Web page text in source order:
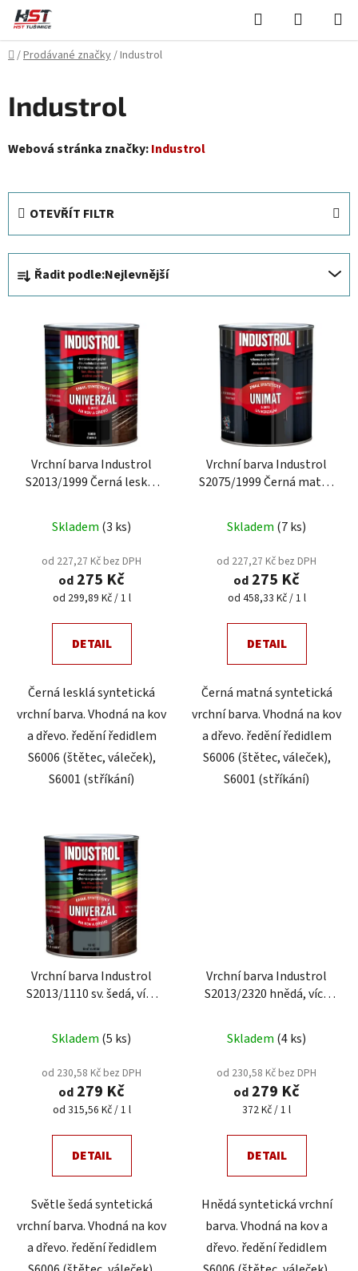
Přejít
obsah
Hledat
KOŠÍK
Domů
/Prodávané značky/Industrol
Industrol
Webová stránka značky:Industrol
OTEVŘÍT FILTR
Ř
a
z
Řadit podle:Nejlevnější
Vrchní barva Industrol
S2013/1999 Černá lesklá
Skladem (3 ks)
od 227,27 Kč bez DPH
od 275 Kč
Měrná
od 299,89 Kč / 1 l
DETAIL
Černá lesklá syntetická
vrchní barva. Vhodná na kov
a dřevo. ředění ředidlem
S6006 (štětec, váleček),
S6001 (stříkání)
Vrchní barva Industrol
S2075/1999 Černá matná
Skladem (7 ks)
od 227,27 Kč bez DPH
od 275 Kč
Měrná
od 458,33 Kč / 1 l
DETAIL
Černá matná syntetická
vrchní barva. Vhodná na kov
a dřevo. ředění ředidlem
S6006 (štětec, váleček),
S6001 (stříkání)
Vrchní barva Industrol
S2013/1110 sv. šedá, více
Skladem (5 ks)
od 230,58 Kč bez DPH
od 279 Kč
Měrná
od 315,56 Kč / 1 l
DETAIL
Světle šedá syntetická
vrchní barva. Vhodná na kov
a dřevo. ředění ředidlem
Vrchní barva Industrol
S2013/2320 hnědá, více
Skladem (4 ks)
od 230,58 Kč bez DPH
od 279 Kč
Měrná
372 Kč / 1 l
DETAIL
Hnědá syntetická vrchní
barva. Vhodná na kov a
dřevo. ředění ředidlem